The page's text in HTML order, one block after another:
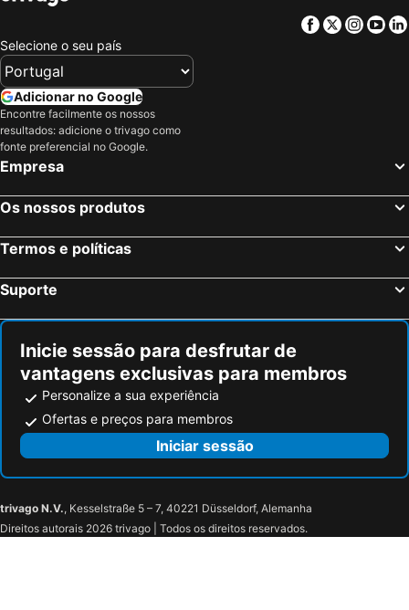
Benaulim, bed and breakfasts
Mapusa, bed and breakfasts
Arrosim Beach, bed and breakfasts
Arpora, bed and breakfasts
Facebook
Twitter
Selecione o seu país
Adicionar no Google
Encontre facilmente os nossos
resultados: adicione o trivago como
fonte preferencial no Google.
Empresa
Os nossos produtos
Termos e políticas
Suporte
Inicie sessão para desfrutar de
vantagens exclusivas para membros
Personalize a sua experiência
Ofertas e preços para membros
Iniciar sessão
trivago N.V., Kesselstraße 5 – 7, 40221 Düsseldorf, Alemanha
Direitos autorais 2026 trivago | Todos os direitos reservados.